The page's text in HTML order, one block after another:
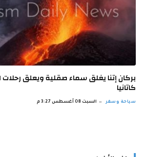
بركان إتنا يغلق سماء صقلية ويعلق
كاتانيا
سياحة وسفر السبت 08 أغسطس 3:27 م